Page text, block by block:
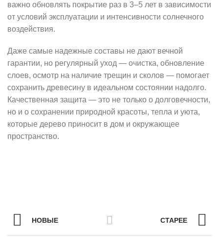
важно обновлять покрытие раз в 3–5 лет в зависимости
от условий эксплуатации и интенсивности солнечного
воздействия.
Даже самые надежные составы не дают вечной
гарантии, но регулярный уход — очистка, обновление
слоев, осмотр на наличие трещин и сколов — помогает
сохранить древесину в идеальном состоянии надолго.
Качественная защита — это не только о долговечности,
но и о сохранении природной красоты, тепла и уюта,
которые дерево приносит в дом и окружающее
пространство.
НОВЫЕ СТАРЕЕ